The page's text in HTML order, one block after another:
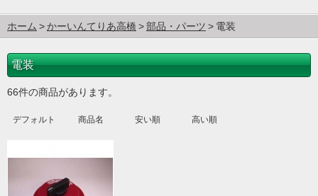
ホーム かーいんてりあ高橋 部品・パーツ 電装
電装
66件の商品があります。
デフォルト 商品名 安い順 高い順